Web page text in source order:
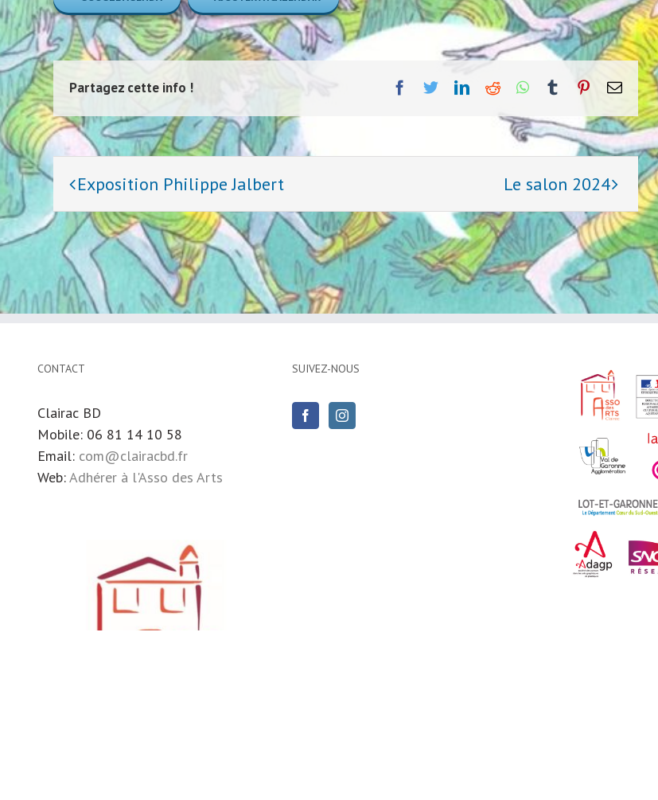
Partagez cette info ! facebook
twitterlinkedin
redditwhatsapp
tumblr pinterest
Email
Navigation
Exposition Philippe Jalbert Le salon 2024
CONTACT
Clairac BD
Mobile: 06 81 14 10 58
Email: com@clairacbd.fr
Web:Adhérer à l'Asso des Arts
SUIVEZ-NOUS